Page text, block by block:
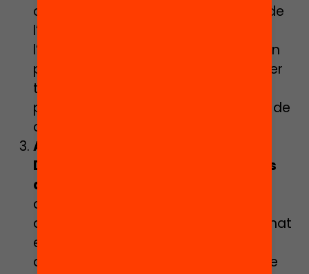
criteris i procediments de detecció de
l’alumnat NESE i alhora agilitar-ne
l’aplicació, és necessari disposar d’un
protocol d’identificació compartit per
tots els actors que participen en el
procés de preinscripció i assignació de
centre.
Accés a les dades educatives del
Departament d’Educació a tots els
ajuntaments
compartida d’alumnat en risc
d’abandonament o que ha abandonat
el sistema educatiu perquè puguin
desenvolupar un treball municipal de